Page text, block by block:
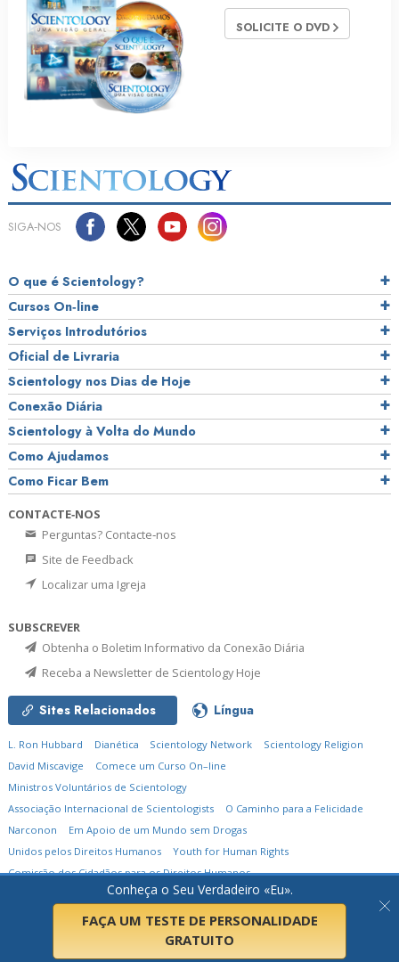
SOLICITE O DVD
Conheça o Seu Verdadeiro «Eu».
FAÇA UM TESTE DE PERSONALIDADE
GRATUITO
SIGA‑NOS
O que é Scientology?
Cursos On‑line
Serviços Introdutórios
Oficial de Livraria
Scientology nos Dias de Hoje
Conexão Diária
Scientology à Volta do Mundo
Como Ajudamos
Como Ficar Bem
CONTACTE‑NOS
Perguntas? Contacte‑nos
Site de Feedback
Localizar uma Igreja
SUBSCREVER
Obtenha o Boletim Informativo da Conexão Diária
Receba a Newsletter de Scientology Hoje
Sites Relacionados Língua
L. Ron Hubbard Dianética Scientology Network
Scientology Religion
David Miscavige
Comece um Curso On–line
Ministros Voluntários de Scientology
Associação Internacional de Scientologists
O Caminho para a Felicidade
Narconon
Em Apoio de um Mundo sem Drogas
Unidos pelos Direitos Humanos
Youth for Human Rights
Comissão dos Cidadãos para os Direitos Humanos
Igreja de Scientology Internacional.Todos os Direitos Reservados.
Política de Privacidade • Política de Cookies•Termos de Utilização